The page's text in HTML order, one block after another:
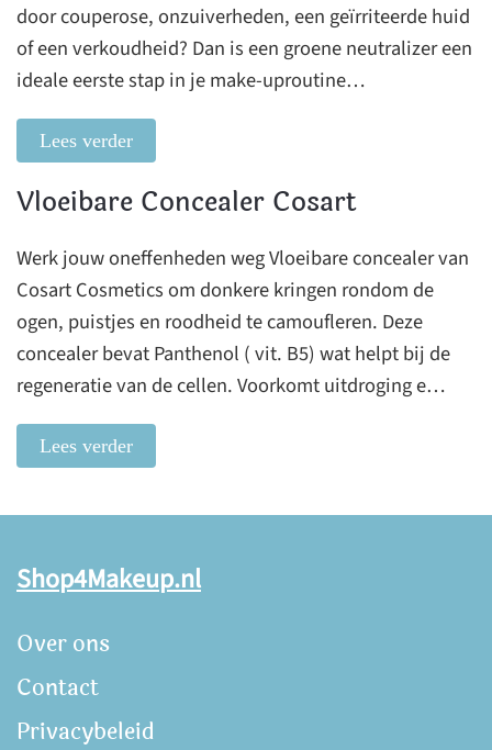
door couperose, onzuiverheden, een geïrriteerde huid
of een verkoudheid? Dan is een groene neutralizer een
ideale eerste stap in je make-uproutine…
Lees verder
Vloeibare Concealer Cosart
Werk jouw oneffenheden weg Vloeibare concealer van
Cosart Cosmetics om donkere kringen rondom de
ogen, puistjes en roodheid te camoufleren. Deze
concealer bevat Panthenol ( vit. B5) wat helpt bij de
regeneratie van de cellen. Voorkomt uitdroging e…
Lees verder
Shop4Makeup.nl
Over ons
Contact
Privacybeleid